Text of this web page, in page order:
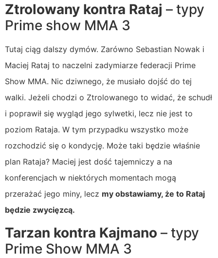
Ztrolowany kontra Rataj – typy
Prime show MMA 3
Tutaj ciąg dalszy dymów. Zarówno Sebastian Nowak i
Maciej Rataj to naczelni zadymiarze federacji Prime
Show MMA. Nic dziwnego, że musiało dojść do tej
walki. Jeżeli chodzi o Ztrolowanego to widać, że schudł
i poprawił się wygląd jego sylwetki, lecz nie jest to
poziom Rataja. W tym przypadku wszystko może
rozchodzić się o kondycję. Może taki będzie właśnie
plan Rataja? Maciej jest dość tajemniczy a na
konferencjach w niektórych momentach mogą
przerażać jego miny, lecz my obstawiamy, że to Rataj
będzie zwycięzcą.
Tarzan kontra Kajmano – typy
Prime Show MMA 3